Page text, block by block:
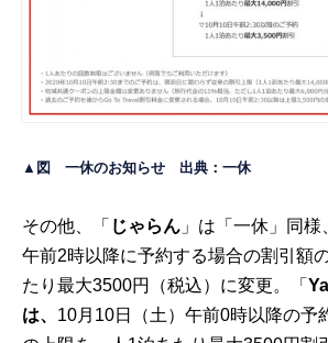
▲図 一休のお知らせ 出典：一休
その他、「 じゃらん 」は「一休」同様
午前2時以降に予約する場合の割引額
たり最大3500円（税込）に変更。「
は、 10月10日（土）午前0時以降の予